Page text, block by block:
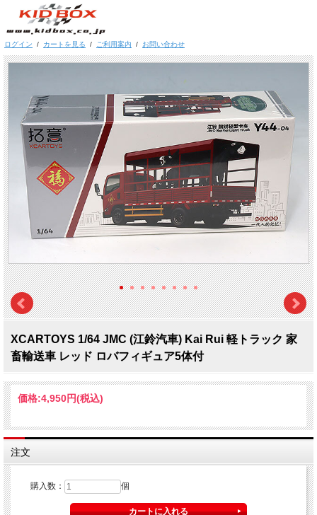
ログイン / カートを見る / ご利用案内 / お問い合わせ
XCARTOYS 1/64 JMC (江鈴汽車) Kai Rui 軽トラック 家
畜輸送車 レッド ロバフィギュア5体付
価格:4,950円(税込)
注文
購入数： 個